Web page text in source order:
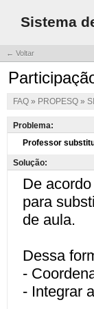
Sistema
← Voltar
FAQ » PROPESQ »
Problema:
Solução: